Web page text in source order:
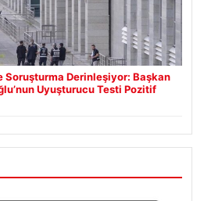
Soruşturma Derinleşiyor: Başkan
Uyuşturucu Testi Pozitif